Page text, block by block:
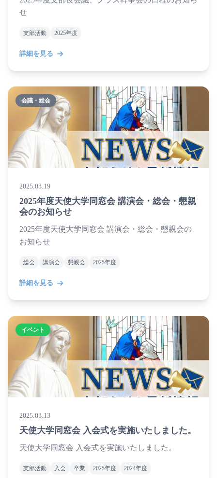
せ
支部活動 2025年度
詳細を見る
会議・総会
2025.03.19
2025年度天使大学同窓会 講演会・総会・懇親
会のお知らせ
2025年度天使大学同窓会 講演会・総会・懇親会の
お知らせ
総会 講演会 懇親会 2025年度
詳細を見る
イベント
2025.03.13
天使大学同窓会 入会式を実施いたしました。
天使大学同窓会 入会式を実施いたしました。
支部活動 入会 卒業 2025年度 2024年度